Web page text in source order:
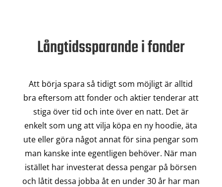
Långtidssparande i fonder
Att börja spara så tidigt som möjligt är alltid
bra eftersom att fonder och aktier tenderar att
stiga över tid och inte över en natt. Det är
enkelt som ung att vilja köpa en ny hoodie, äta
ute eller göra något annat för sina pengar som
man kanske inte egentligen behöver. När man
istället har investerat dessa pengar på börsen
och låtit dessa jobba åt en under 30 år har man